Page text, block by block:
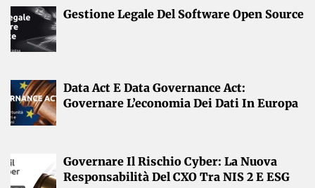
Gestione Legale Del Software Open Source
Data Act E Data Governance Act:
Governare L’economia Dei Dati In Europa
Governare Il Rischio Cyber: La Nuova
Responsabilità Del CXO Tra NIS 2 E ESG